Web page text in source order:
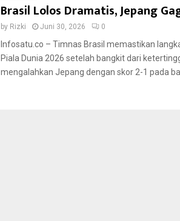
Brasil Lolos Dramatis, Jepang
by Rizki Juni 30, 2026 0
Infosatu.co – Timnas Brasil memastikan
Piala Dunia 2026 setelah bangkit dari
mengalahkan Jepang dengan skor 2-1 pada